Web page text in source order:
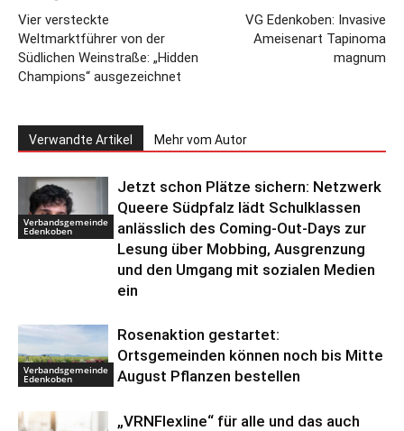
Vier versteckte
Weltmarktführer von der
Südlichen Weinstraße: „Hidden
Champions“ ausgezeichnet
VG Edenkoben: Invasive
Ameisenart Tapinoma
magnum
Verwandte Artikel Mehr vom Autor
Verbandsgemeinde
Edenkoben
Jetzt schon Plätze sichern: Netzwerk
Queere Südpfalz lädt Schulklassen
anlässlich des Coming-Out-Days zur
Lesung über Mobbing, Ausgrenzung
und den Umgang mit sozialen Medien
ein
Verbandsgemeinde
Edenkoben
Rosenaktion gestartet:
Ortsgemeinden können noch bis Mitte
August Pflanzen bestellen
„VRNFlexline“ für alle und das auch